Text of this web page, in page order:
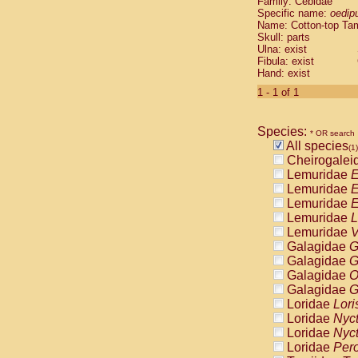
Cebidae
Cebidae
Cebidae
Cebidae
Cebidae
Cebidae
Cebidae
Cebidae
Cebidae
Cebidae
Cebidae
Cebidae
Atelidae
Atelidae
Atelidae
Atelidae
Atelidae
Atelidae
Atelidae
Atelidae
Atelidae
Atelidae
Pitheciidae
Specific name:
Name: Cotton-top
Skull: parts
Ulna: exist
Fibula: exist
Hand: exist
1 - 1 of 1
Species: * OR search
All species(1)
Lemuridae
Lemuridae
Lemuridae
Lemuridae
Lemuridae
Galagidae
Galagidae
Galagidae
Galagidae
Loridae
Loridae
Loridae
Loridae